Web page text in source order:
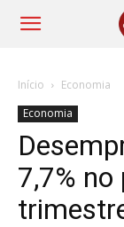
Início
Economia
Economia
7,7%